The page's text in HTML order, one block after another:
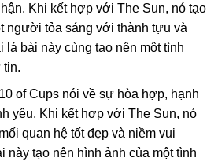
Khi kết hợp với The Sun, nó tạo
người tỏa sáng với thành tựu và
lá bài này cùng tạo nên một tình
tin.
of Cups nói về sự hòa hợp, hạnh
yêu. Khi kết hợp với The Sun, nó
quan hệ tốt đẹp và niềm vui
này tạo nên hình ảnh của một tình